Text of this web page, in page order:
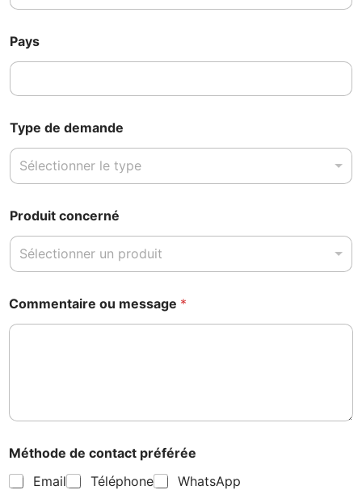
Pays
Type de demande
Sélectionner le type
Produit concerné
Sélectionner un produit
Commentaire ou message *
Méthode de contact préférée
Email
Téléphone WhatsApp